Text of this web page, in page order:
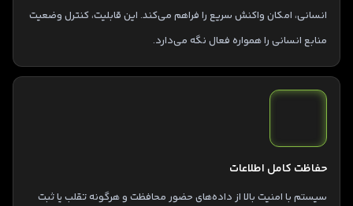
انسانی، امکان واکنش سریع را فراهم می‌کند. این قابلیت، کنترل وضعیت
منابع انسانی را همواره فعال نگه می‌دارد.
حفاظت کامل اطلاعات
سیستم با امنیت بالا از داده‌های حضور محافظت و هرگونه تقلب یا ثبت